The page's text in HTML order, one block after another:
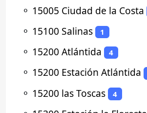
⚬ 15005 Ciudad de la Costa
⚬ 15100 Salinas 1
⚬ 15200 Atlántida 4
⚬ 15200 Estación Atlántida
⚬ 15200 las Toscas 4